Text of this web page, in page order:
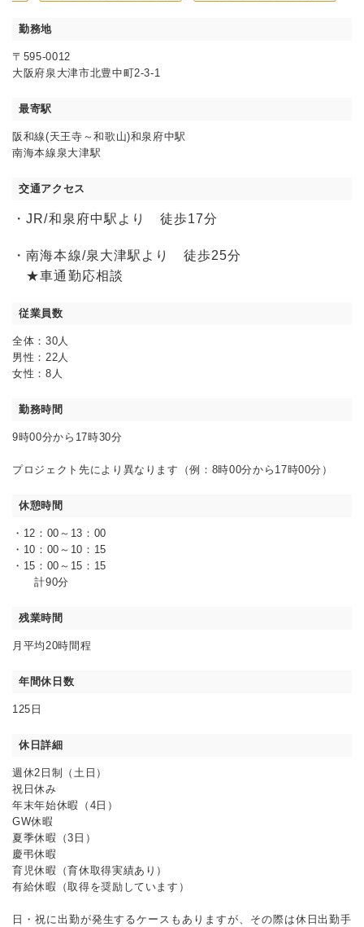
勤務地
〒595-0012
大阪府泉大津市北豊中町2-3-1
最寄駅
阪和線(天王寺～和歌山)和泉府中駅
南海本線泉大津駅
交通アクセス
・JR/和泉府中駅より 徒歩17分
・南海本線/泉大津駅より 徒歩25分
★車通勤応相談
従業員数
全体：30人
男性：22人
女性：8人
勤務時間
9時00分から17時30分
プロジェクト先により異なります（例：8時00分から17時00分）
休憩時間
・12：00～13：00
・10：00～10：15
・15：00～15：15
計90分
残業時間
月平均20時間程
年間休日数
125日
休日詳細
週休2日制（土日）
祝日休み
年末年始休暇（4日）
GW休暇
夏季休暇（3日）
慶弔休暇
育児休暇（育休取得実績あり）
有給休暇（取得を奨励しています）
日・祝に出勤が発生するケースもありますが、その際は休日出勤手